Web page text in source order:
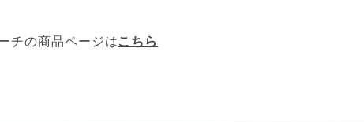
チの商品ページはこちら